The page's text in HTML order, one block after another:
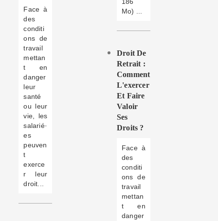
Face à
des
conditi
ons de
travail
mettan
t en
danger
leur
santé
ou leur
vie, les
salarié·
es
peuven
t
exerce
r leur
droit...
Mo) ...
Droit De
Retrait :
Comment
L'exercer
Et Faire
Valoir
Ses
Droits ?
Face à
des
conditi
ons de
travail
mettan
t en
danger